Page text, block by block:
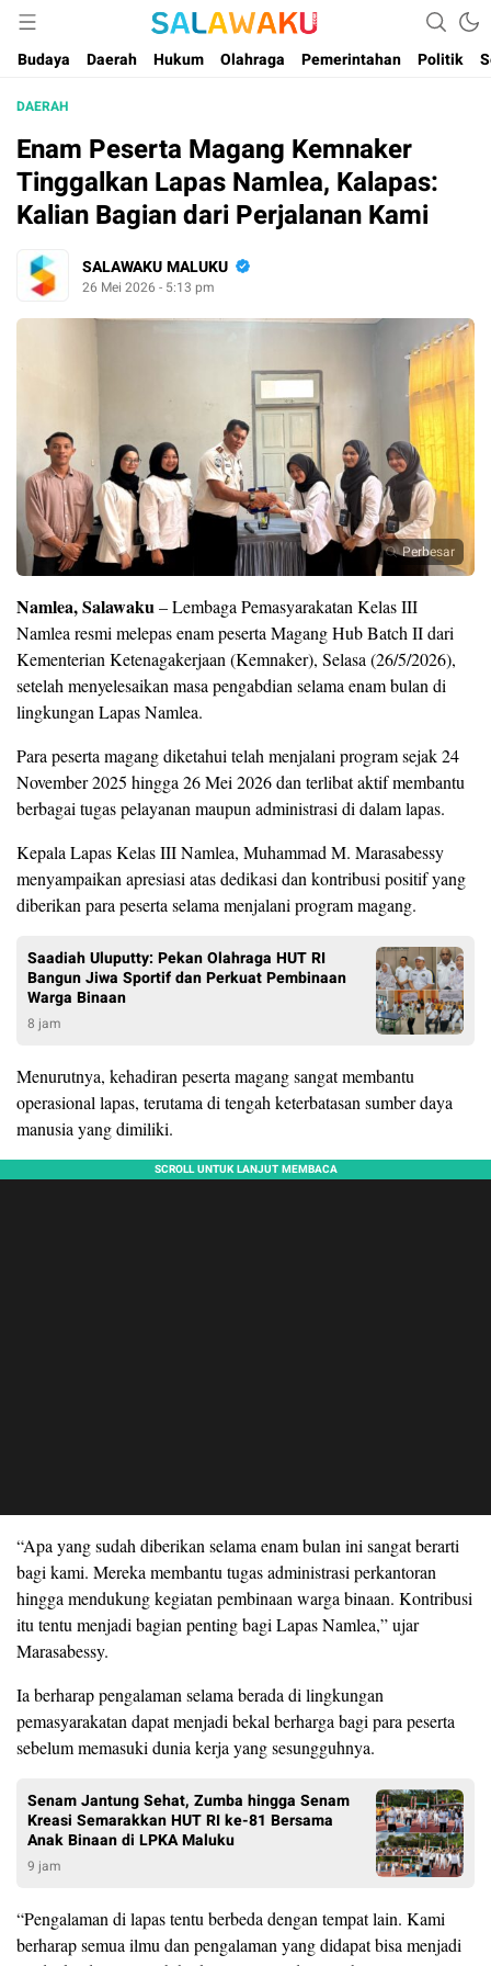
Salawaku Maluku
Salam dan Warta Anak Maluku
Budaya
Daerah Hukum Olahraga Pemerintahan Politik
DAERAH
Enam Peserta Magang Kemnaker
Tinggalkan Lapas Namlea, Kalapas:
Kalian Bagian dari Perjalanan Kami
SALAWAKU MALUKU
26 Mei 2026 - 5:13 pm
Perbesar
Namlea, Salawaku– Lembaga Pemasyarakatan Kelas III
Namlea resmi melepas enam peserta Magang Hub Batch II dari
Kementerian Ketenagakerjaan (Kemnaker), Selasa (26/5/2026),
setelah menyelesaikan masa pengabdian selama enam bulan di
lingkungan Lapas Namlea.
Para peserta magang diketahui telah menjalani program sejak 24
November 2025 hingga 26 Mei 2026 dan terlibat aktif membantu
berbagai tugas pelayanan maupun administrasi di dalam lapas.
Kepala Lapas Kelas III Namlea, Muhammad M. Marasabessy
menyampaikan apresiasi atas dedikasi dan kontribusi positif yang
diberikan para peserta selama menjalani program magang.
Saadiah Uluputty: Pekan Olahraga HUT RI
Bangun Jiwa Sportif dan Perkuat Pembinaan
Warga Binaan
8 jam
Menurutnya, kehadiran peserta magang sangat membantu
operasional lapas, terutama di tengah keterbatasan sumber daya
manusia yang dimiliki.
“Apa yang sudah diberikan selama enam bulan ini sangat berarti
bagi kami. Mereka membantu tugas administrasi perkantoran
hingga mendukung kegiatan pembinaan warga binaan. Kontribusi
itu tentu menjadi bagian penting bagi Lapas Namlea,” ujar
Marasabessy.
Ia berharap pengalaman selama berada di lingkungan
pemasyarakatan dapat menjadi bekal berharga bagi para peserta
sebelum memasuki dunia kerja yang sesungguhnya.
Senam Jantung Sehat, Zumba hingga Senam
Kreasi Semarakkan HUT RI ke-81 Bersama
Anak Binaan di LPKA Maluku
9 jam
“Pengalaman di lapas tentu berbeda dengan tempat lain. Kami
berharap semua ilmu dan pengalaman yang didapat bisa menjadi